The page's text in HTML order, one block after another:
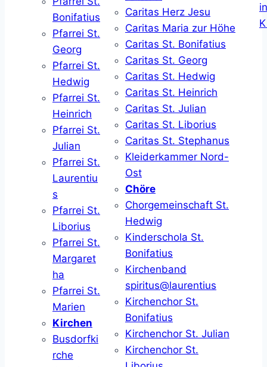
Bonifatius
Pfarrei St.
Georg
Pfarrei St.
Hedwig
Pfarrei St.
Heinrich
Pfarrei St.
Julian
Pfarrei St.
Laurentiu
s
Pfarrei St.
Liborius
Pfarrei St.
Margaret
ha
Pfarrei St.
Marien
Kirchen
Busdorfki
rche
Caritas Herz Jesu
Caritas Maria zur Höhe
Caritas St. Bonifatius
Caritas St. Georg
Caritas St. Hedwig
Caritas St. Heinrich
Caritas St. Julian
Caritas St. Liborius
Caritas St. Stephanus
Kleiderkammer Nord-
Ost
Chöre
Chorgemeinschaft St.
Hedwig
Kinderschola St.
Bonifatius
Kirchenband
spiritus@laurentius
Kirchenchor St.
Bonifatius
Kirchenchor St. Julian
Kirchenchor St.